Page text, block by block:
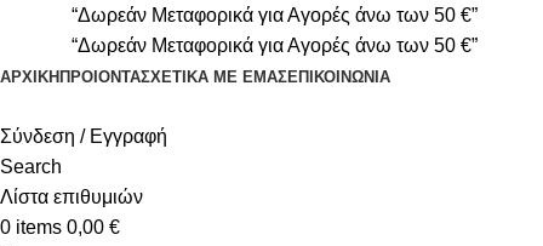
“Δωρεάν Μεταφορικά για Αγορές άνω των 50 €”
“Δωρεάν Μεταφορικά για Αγορές άνω των 50 €”
ΑΡΧΙΚΉ ΠΡΟΙΟΝΤΑΣΧΕΤΙΚΆ ΜΕ ΕΜΆΣΕΠΙΚΟΙΝΩΝΊΑ
Σύνδεση / Εγγραφή
Search
Λίστα επιθυμιών
0 items 0,00 €